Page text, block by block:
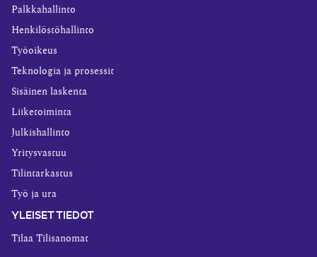
Palkkahallinto
Henkilöstöhallinto
Työoikeus
Teknologia ja prosessit
Sisäinen laskenta
Liiketoiminta
Julkishallinto
Yritysvastuu
Tilintarkastus
Työ ja ura
YLEISET TIEDOT
Tilaa Tilisanomat